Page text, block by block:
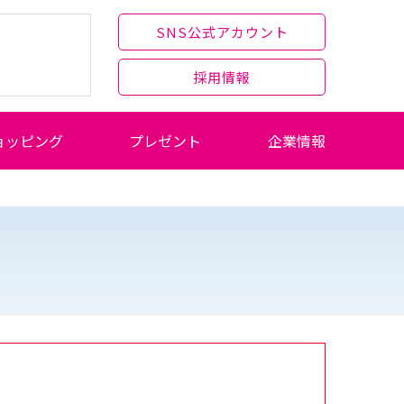
SNS公式アカウント
採用情報
ッピング プレゼント 企業情報